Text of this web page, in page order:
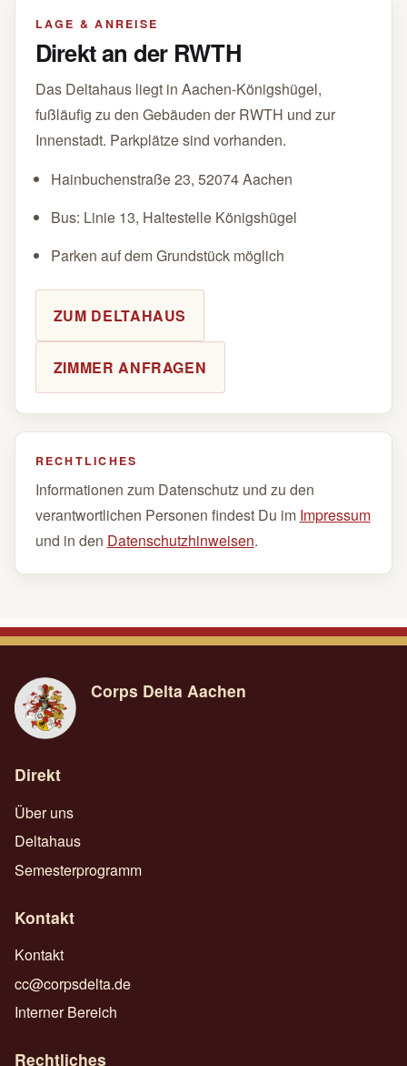
LAGE & ANREISE
Direkt an der RWTH
Das Deltahaus liegt in Aachen-Königshügel,
fußläufig zu den Gebäuden der RWTH und zur
Innenstadt. Parkplätze sind vorhanden.
Hainbuchenstraße 23, 52074 Aachen
Bus: Linie 13, Haltestelle Königshügel
Parken auf dem Grundstück möglich
ZUM DELTAHAUS
ZIMMER ANFRAGEN
RECHTLICHES
Informationen zum Datenschutz und zu den
verantwortlichen Personen findest Du im Impressum
und in den Datenschutzhinweisen.
Corps Delta Aachen
Direkt
Über uns
Deltahaus
Semesterprogramm
Kontakt
Kontakt
cc@corpsdelta.de
Interner Bereich
Rechtliches